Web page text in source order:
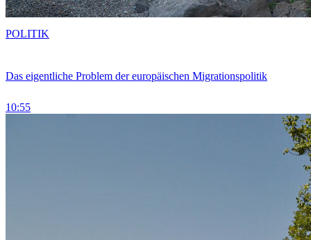
Das eigentliche Problem der europäischen Migrationspolitik
10:55
POLITIK